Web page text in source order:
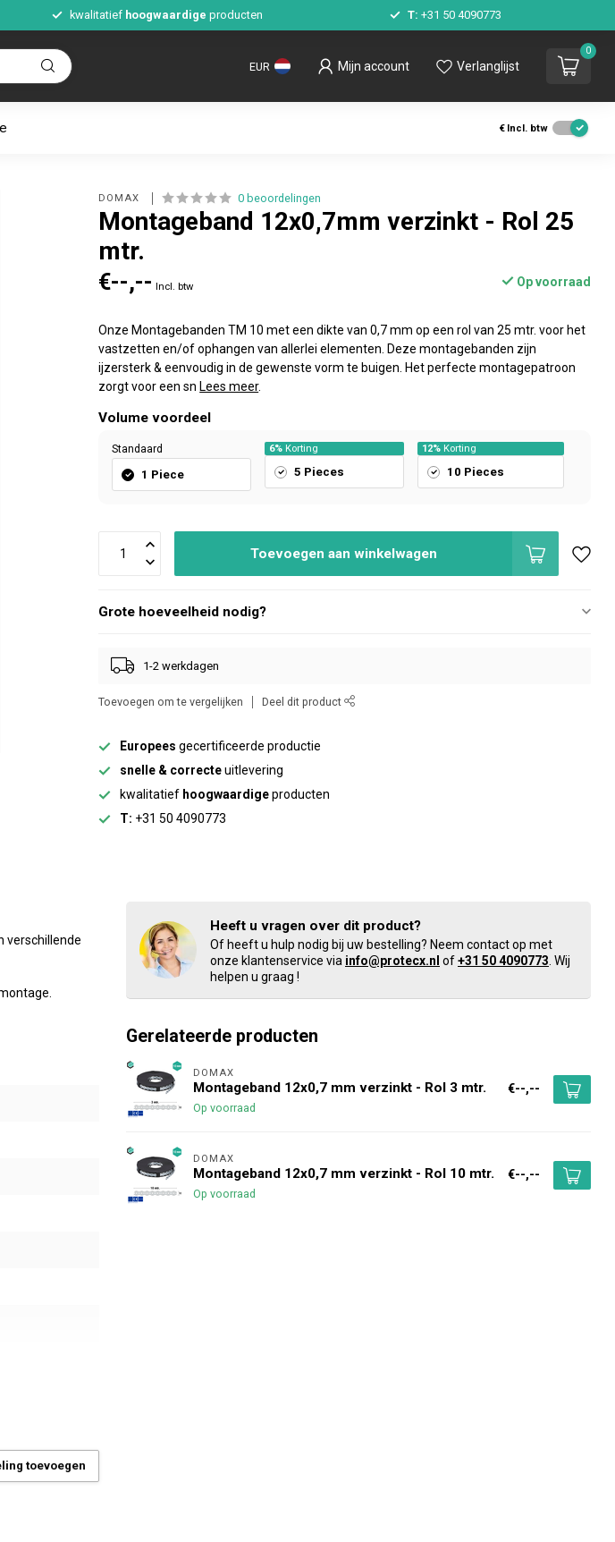
kwalitatief hoogwaardige producten T: +31 50 4090773
EUR Mijn account Verlanglijst
0
€ Incl. btw
DOMAX 0 beoordelingen
Montageband 12x0,7mm verzinkt - Rol 25
mtr.
€--,-- Incl. btw Op voorraad
Onze Montagebanden TM 10 met een dikte van 0,7 mm op een rol van 25 mtr. voor het
vastzetten en/of ophangen van allerlei elementen. Deze montagebanden zijn
ijzersterk & eenvoudig in de gewenste vorm te buigen. Het perfecte montagepatroon
zorgt voor een sn Lees meer.
Volume voordeel
Standaard
1 Piece
6% Korting
5 Pieces
12% Korting
10 Pieces
Toevoegen aan winkelwagen
Grote hoeveelheid nodig?
1-2 werkdagen
Toevoegen om te vergelijken Deel dit product
Europees gecertificeerde productie
snelle & correcteuitlevering
kwalitatief hoogwaardigeproducten
T: +31 50 4090773
verschillende
toevoegen
Heeft u vragen over dit product?
Of heeft u hulp nodig bij uw bestelling? Neem contact op met
onze klantenservice via info@protecx.nl of+31 50 4090773 . Wij
helpen u graag !
Gerelateerde producten
DOMAX
Montageband 12x0,7 mm verzinkt - Rol 3 mtr.
Op voorraad
€--,--
DOMAX
Montageband 12x0,7 mm verzinkt - Rol 10 mtr.
Op voorraad
€--,--